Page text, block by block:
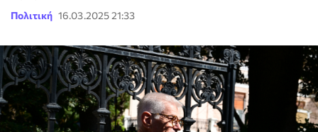
Πολιτική 16.03.2025 21:33